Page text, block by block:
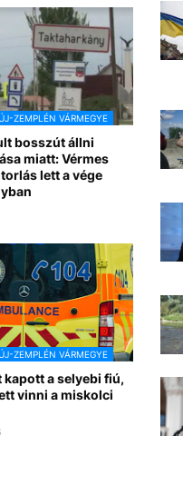
ZEMPLÉN VÁRMEGYE
bosszút állni
miatt: Vérmes
lett a vége
ZEMPLÉN VÁRMEGYE
kapott a selyebi fiú,
vinni a miskolci